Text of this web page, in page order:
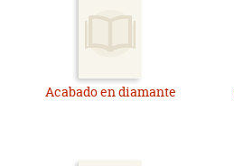
Acabado en diamante